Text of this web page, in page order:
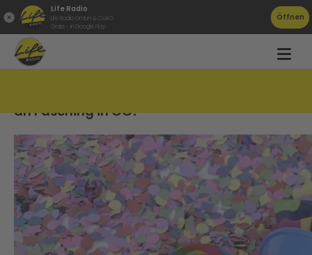
Life Radio
Life Radio GmbH & Co.KG
Gratis - in Google Play
Öffnen
an Fasching in OÖ!